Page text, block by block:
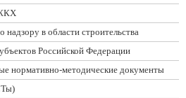
в области строительства
Российской Федерации
нормативно-методические документы